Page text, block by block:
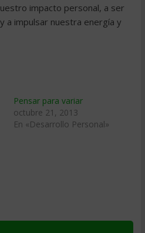
impacto personal, a ser
a impulsar nuestra energía y
Pensar para variar
octubre 21, 2013
En «Desarrollo Personal»